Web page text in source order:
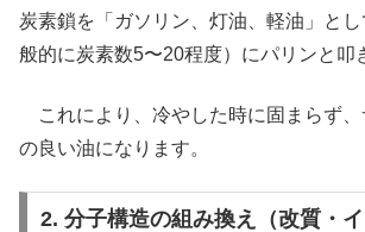
炭素鎖を「ガソリン、灯油、軽油」と
般的に炭素数5〜20程度）にパリンと叩
これにより、冷やした時に固まらず
の良い油になります。
2. 分子構造の組み換え（改質・イ